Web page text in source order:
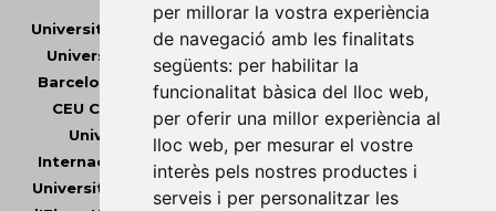
per millorar la vostra experiència
de navegació amb les finalitats
següents: per habilitar la
funcionalitat bàsica del lloc web,
per oferir una millor experiència al
lloc web, per mesurar el vostre
interès pels nostres productes i
serveis i per personalitzar les
Universitat Abat Oliba CEU • Universitat d'Alacant
Universitat d'Andorra
•
Universitat Autònoma de
Barcelona
Universitat de Barcelona•
Universitat
CEU Cardenal Herrera
Universitat de Girona
•
Universitat de les Illes Balears
Universitat
Internacional de Catalunya
Universitat Jaume I
Universitat de Lleida•
Universitat Miguel Hernández